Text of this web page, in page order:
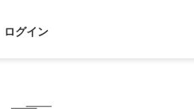
ログイン